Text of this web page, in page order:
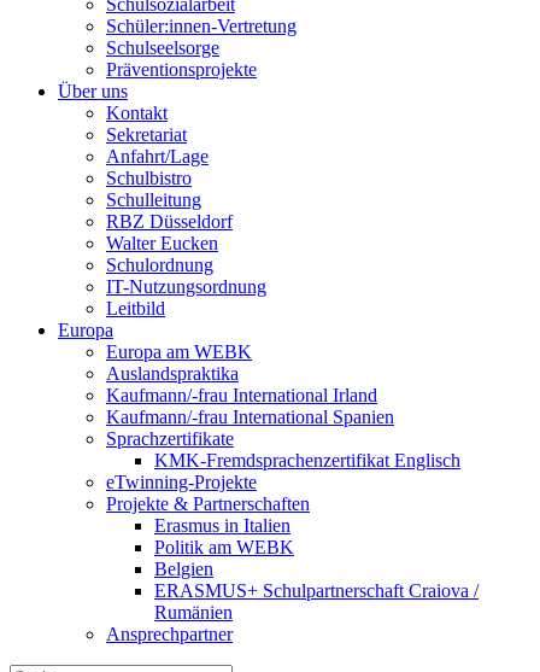
Schulsozialarbeit
Schüler:innen-Vertretung
Schulseelsorge
Präventionsprojekte
Über uns
Kontakt
Sekretariat
Anfahrt/Lage
Schulbistro
Schulleitung
RBZ Düsseldorf
Walter Eucken
Schulordnung
IT-Nutzungsordnung
Leitbild
Europa
Europa am WEBK
Auslandspraktika
Kaufmann/-frau International Irland
Kaufmann/-frau International Spanien
Sprachzertifikate
KMK-Fremdsprachenzertifikat Englisch
eTwinning-Projekte
Projekte & Partnerschaften
Erasmus in Italien
Politik am WEBK
Belgien
ERASMUS+ Schulpartnerschaft Craiova /
Rumänien
Ansprechpartner